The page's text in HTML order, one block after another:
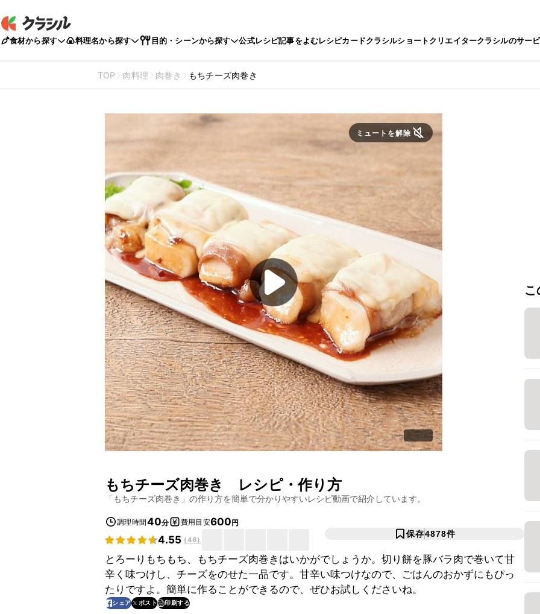
食材から探す 料理名から探す 目的・シーンから探す 公式レシピ記事をよむレシピカードクラシルショートクリエイタークラシルのサー
TOP 肉料理 肉巻き もちチーズ肉巻き
ミュートを解除
もちチーズ肉巻き レシピ・作り方
「もちチーズ肉巻き 」の作り方を簡単で分かりやすいレシピ動画で紹介しています。
調理時間40分 費用目安600円
4.55 (46)
保存4878件
とろーりもちもち、もちチーズ肉巻きはいかがでしょうか。切り餅を豚バラ肉で巻いて甘
辛く味つけし、チーズをのせた一品です。甘辛い味つけなので、ごはんのおかずにもぴっ
たりですよ。簡単に作ることができるので、ぜひお試しくださいね。
シェア ポスト 印刷する